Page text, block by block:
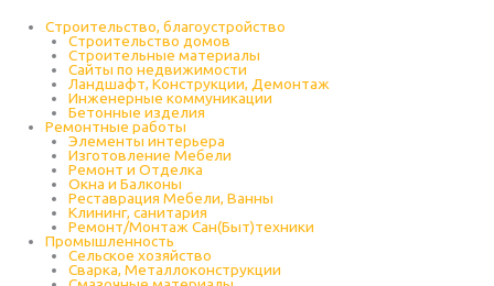
Строительство, благоустройство
Строительство домов
Строительные материалы
Сайты по недвижимости
Ландшафт, Конструкции, Демонтаж
Инженерные коммуникации
Бетонные изделия
Ремонтные работы
Элементы интерьера
Изготовление Мебели
Ремонт и Отделка
Окна и Балконы
Реставрация Мебели, Ванны
Клининг, санитария
Ремонт/Монтаж Сан(Быт)техники
Промышленность
Cельское хозяйство
Сварка, Металлоконструкции